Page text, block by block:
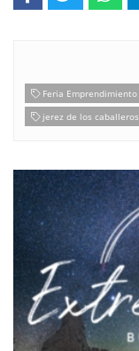
Feria Emprendimiento
jerez de los caballeros